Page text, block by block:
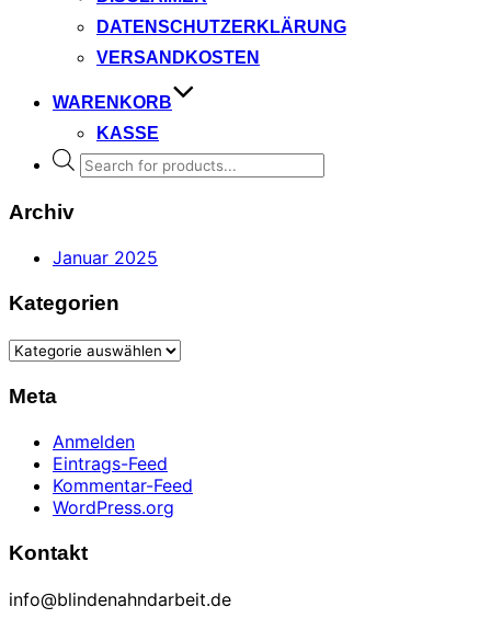
DATENSCHUTZERKLÄRUNG
VERSANDKOSTEN
WARENKORB
KASSE
Products
search
Archiv
Januar 2025
Kategorien
Kategorien
Meta
Anmelden
Eintrags-Feed
Kommentar-Feed
WordPress.org
Kontakt
info@blindenahndarbeit.de